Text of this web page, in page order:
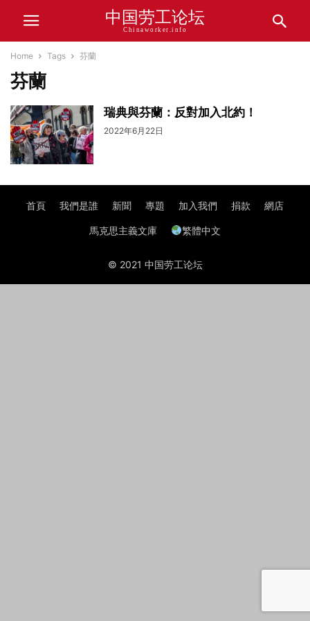
中国劳工论坛
Chinaworker.info
Home Tags 芬蘭
芬蘭
瑞典與芬蘭：反對加入北約！
2022年6月22日
首頁 我們是誰 新聞 專題 加入我們 捐款 網店
馬克思主義文庫 繁體中文
© 2021 中国劳工论坛